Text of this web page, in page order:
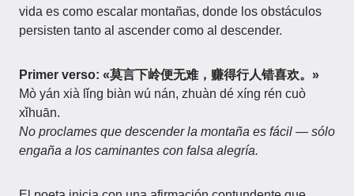
vida es como escalar montañas, donde los obstáculos
persisten tanto al ascender como al descender.
Primer verso: «莫言下岭便无难，赚得行人错喜欢。»
Mò yán xià lǐng biàn wú nán, zhuàn dé xíng rén cuò
xǐhuān.
No proclames que descender la montaña es fácil — sólo
engaña a los caminantes con falsa alegría.